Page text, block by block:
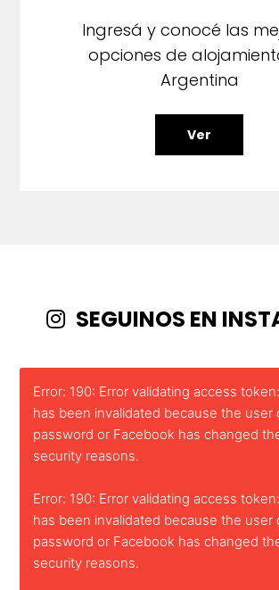
Ingresá y conocé las
opciones de
Argentina
Ver
SEGUINOS EN
Error: 190: Error validating access
has been invalidated because the user
password or Facebook has changed
security reasons.
Error: 190: Error validating access
has been invalidated because the user
password or Facebook has changed
security reasons.